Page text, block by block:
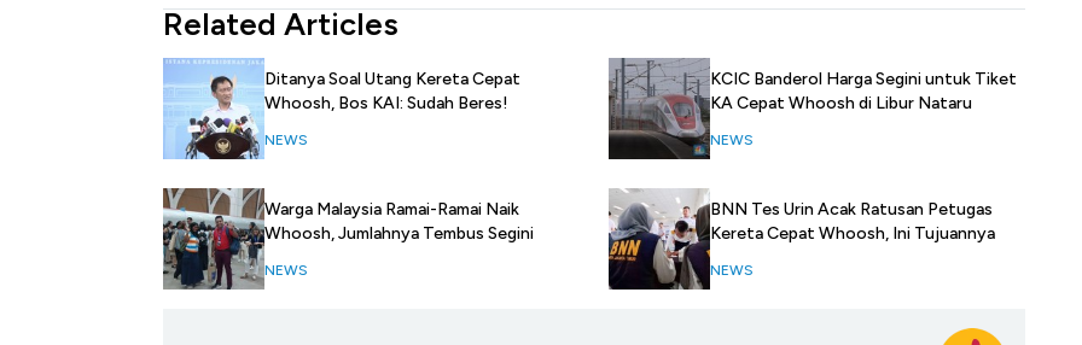
Related Articles
Ditanya Soal Utang Kereta Cepat
Whoosh, Bos KAI: Sudah Beres!
NEWS
Warga Malaysia Ramai-Ramai Naik
Whoosh, Jumlahnya Tembus Segini
NEWS
KCIC Banderol Harga Segini untuk Tiket
KA Cepat Whoosh di Libur Nataru
NEWS
BNN Tes Urin Acak Ratusan Petugas
Kereta Cepat Whoosh, Ini Tujuannya
NEWS